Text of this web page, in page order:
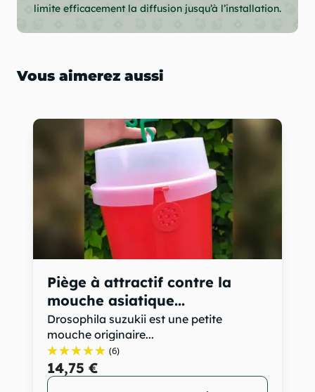
limite efficacement la diffusion jusqu’à l’installation.
Vous aimerez aussi
Piège à attractif contre la
mouche asiatique...
Drosophila suzukii est une petite
mouche originaire...
(6)
14,75 €